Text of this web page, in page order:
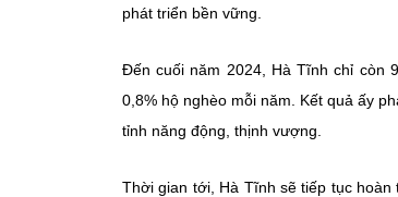
phát triển bền vững.
Đến cuối năm 2024, Hà Tĩnh chỉ còn
0,8% hộ nghèo mỗi năm. Kết quả ấy
tỉnh năng động, thịnh vượng.
Thời gian tới, Hà Tĩnh sẽ tiếp tục